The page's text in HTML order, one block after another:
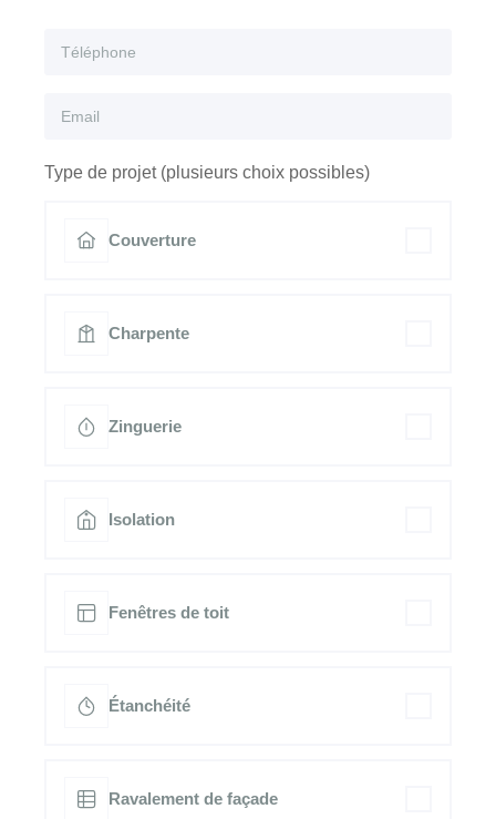
Type de projet (plusieurs choix possibles)
Couverture
Charpente
Zinguerie
Isolation
Fenêtres de toit
Étanchéité
Ravalement de façade